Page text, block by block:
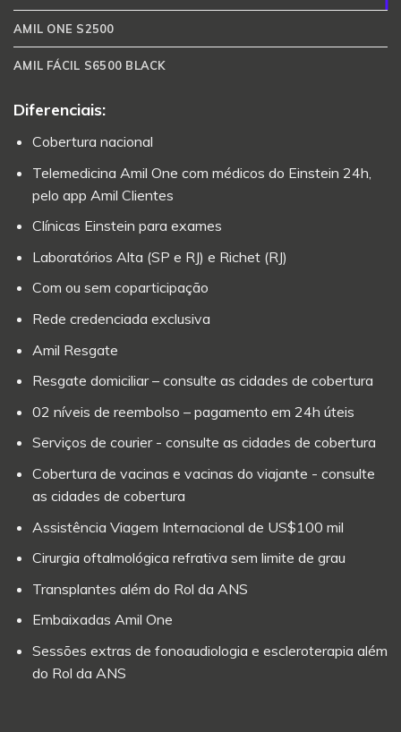
AMIL ONE S2500
AMIL FÁCIL S6500 BLACK
Diferenciais:
Cobertura nacional
Telemedicina Amil One com médicos do Einstein 24h,
pelo app Amil Clientes
Clínicas Einstein para exames
Laboratórios Alta (SP e RJ) e Richet (RJ)
Com ou sem coparticipação
Rede credenciada exclusiva
Amil Resgate
Resgate domiciliar – consulte as cidades de cobertura
02 níveis de reembolso – pagamento em 24h úteis
Serviços de courier - consulte as cidades de cobertura
Cobertura de vacinas e vacinas do viajante - consulte
as cidades de cobertura
Assistência Viagem Internacional de US$100 mil
Cirurgia oftalmológica refrativa sem limite de grau
Transplantes além do Rol da ANS
Embaixadas Amil One
Sessões extras de fonoaudiologia e escleroterapia além
do Rol da ANS